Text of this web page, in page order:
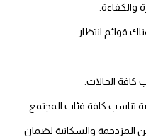
والكفاءة.
قوائم انتظار.
كافة الحالات.
كافة فئات المجتمع.
المزدحمة والسكانية لضمان